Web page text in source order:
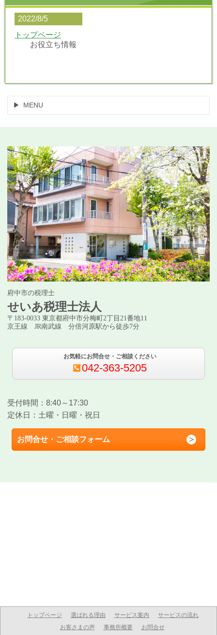
2022/8/5
トップページ
お役立ち情報
MENU
府中市の税理士
せいあ税理士法人
〒183-0033 東京都府中市分梅町2丁目21番地11
京王線 JR南武線 分倍河原駅から徒歩7分
お気軽にお問合せ・ご相談ください
042-363-5205
受付時間：8:40～17:30
定休日：土曜・日曜・祝日
お問合せ・ご相談フォーム
トップページ 選ばれる理由 サービス案内
サービスの流れ
お客さまの声
事務所概要 お問合せ